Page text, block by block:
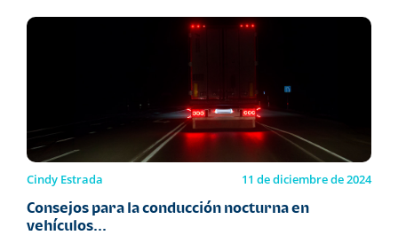
Cindy Estrada 11 de diciembre de 2024
Consejos para la conducción nocturna en
vehículos...